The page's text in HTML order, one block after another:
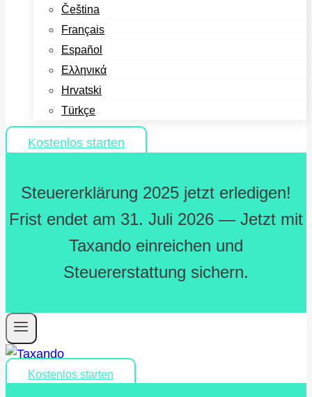
Čeština
Français
Español
Ελληνικά
Hrvatski
Türkçe
Kostenlos starten
Steuererklärung 2025 jetzt erledigen!
Frist endet am 31. Juli 2026 — Jetzt mit
Taxando einreichen und
Steuererstattung sichern.
Kostenlos starten